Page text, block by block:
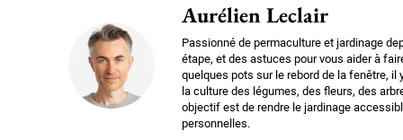
Aurélien Leclair
Passionné de permaculture et jardinage
étape, et des astuces pour vous aider à
quelques pots sur le rebord de la fenêtre,
la culture des légumes, des fleurs, des
objectif est de rendre le jardinage
personnelles.